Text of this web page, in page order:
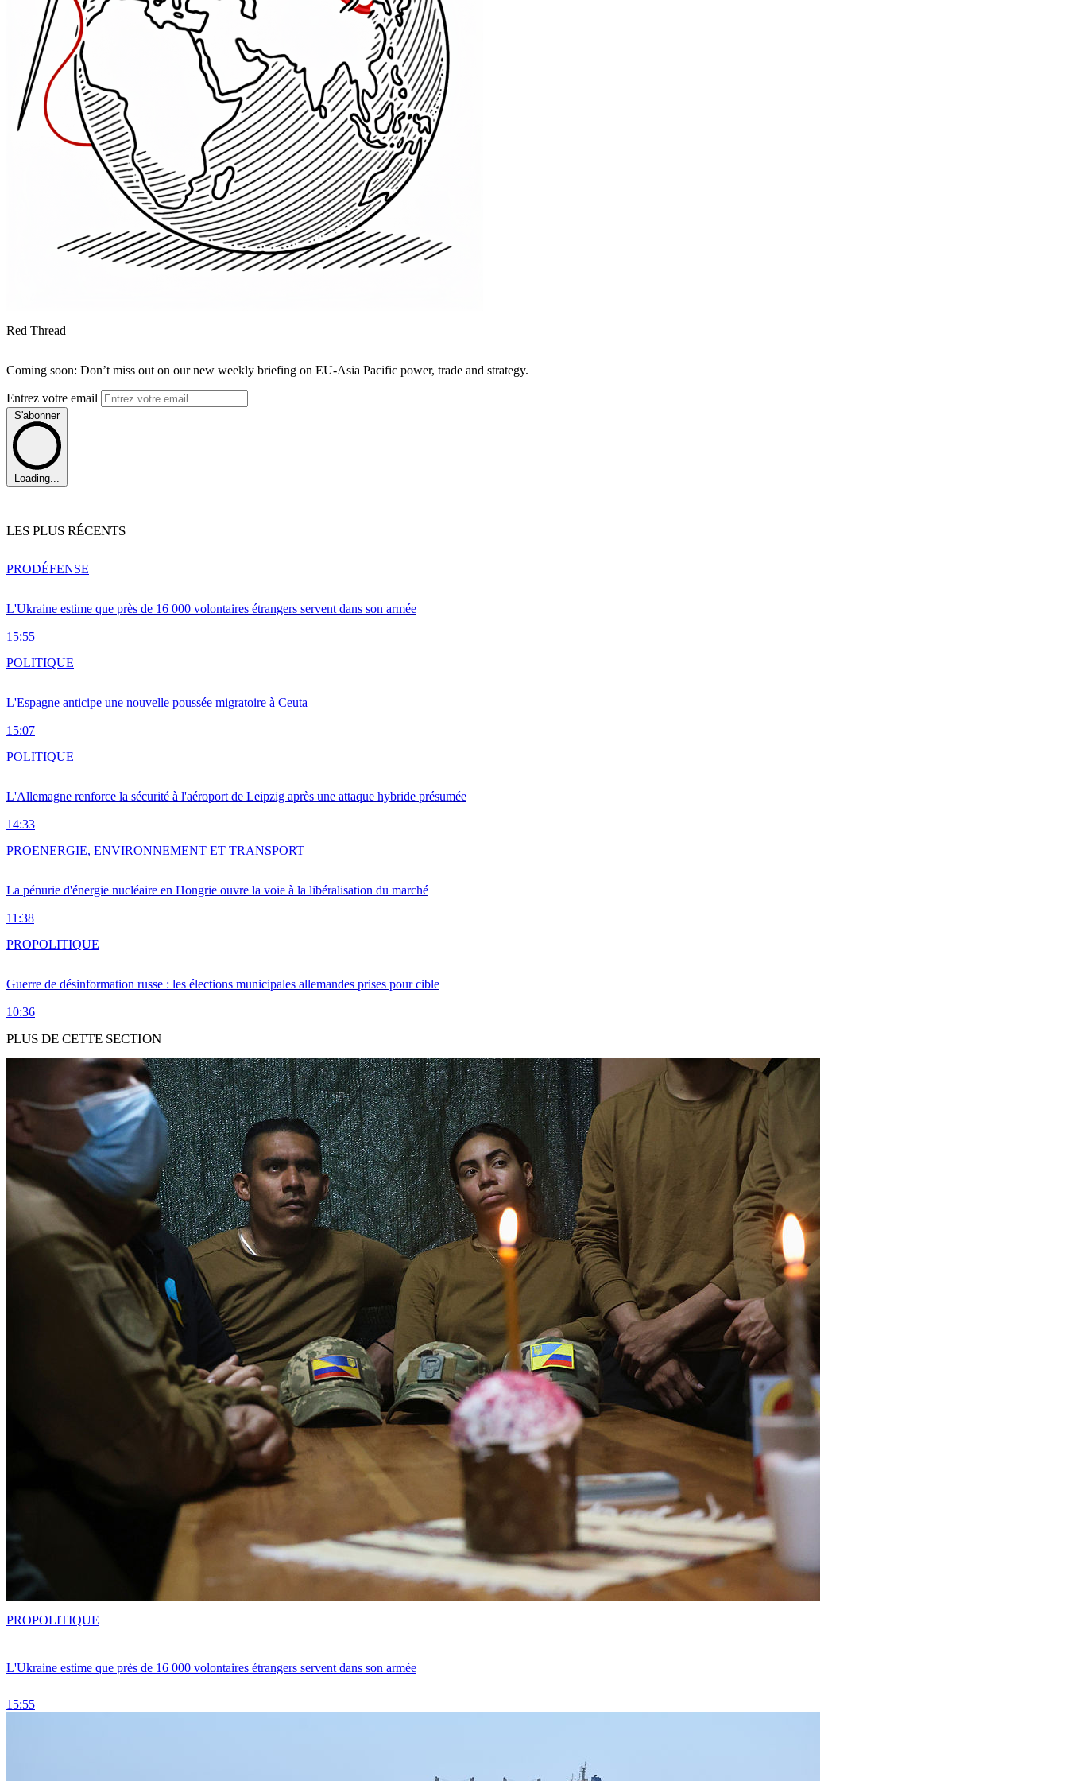
Red Thread
Coming soon: Don’t miss out on our new weekly briefing on EU-Asia Pacific power, trade and strategy.
Entrez votre email
S'abonner
Loading...
LES PLUS RÉCENTS
L'Ukraine estime que près de 16 000 volontaires étrangers servent dans son armée
15:55
PRODÉFENSE
L'Espagne anticipe une nouvelle poussée migratoire à Ceuta
15:07
POLITIQUE
L'Allemagne renforce la sécurité à l'aéroport de Leipzig après une attaque hybride présumée
14:33
POLITIQUE
La pénurie d'énergie nucléaire en Hongrie ouvre la voie à la libéralisation du marché
11:38
PROENERGIE, ENVIRONNEMENT ET TRANSPORT
Guerre de désinformation russe : les élections municipales allemandes prises pour cible
10:36
PROPOLITIQUE
PLUS DE CETTE SECTION
L'Ukraine estime que près de 16 000 volontaires étrangers servent dans son armée
15:55
PROPOLITIQUE